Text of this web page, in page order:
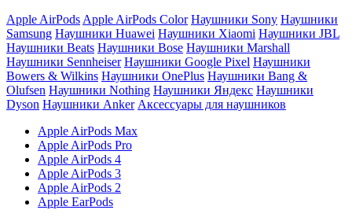
Apple AirPods Apple AirPods Color Наушники Sony Наушники
Samsung Наушники Huawei Наушники Xiaomi Наушники JBL
Наушники Beats Наушники Bose Наушники Marshall
Наушники Sennheiser Наушники Google Pixel Наушники
Bowers & Wilkins Наушники OnePlus Наушники Bang &
Olufsen Наушники Nothing Наушники Яндекс Наушники
Dyson Наушники Anker Аксессуары для наушников
Apple AirPods Max
Apple AirPods Pro
Apple AirPods 4
Apple AirPods 3
Apple AirPods 2
Apple EarPods